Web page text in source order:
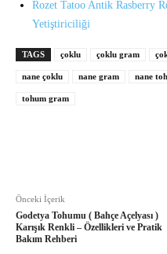
Rozet Tatoo Antik Rasberry
Yetiştiriciliği
TAGS çoklu çoklu gram
nane çoklu nane gram nane
tohum gram
Önceki İçerik
Godetya Tohumu ( Bahçe Açelyası )
Karışık Renkli – Özellikleri ve Pratik
Bakım Rehberi